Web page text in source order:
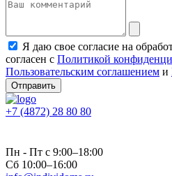
Я даю свое согласие на
согласен с Политикой
Пользовательским соглашением и
Отправить
+7 (4872) 28 80 80
Пн - Пт с 9:00–18:00
Сб 10:00–16:00